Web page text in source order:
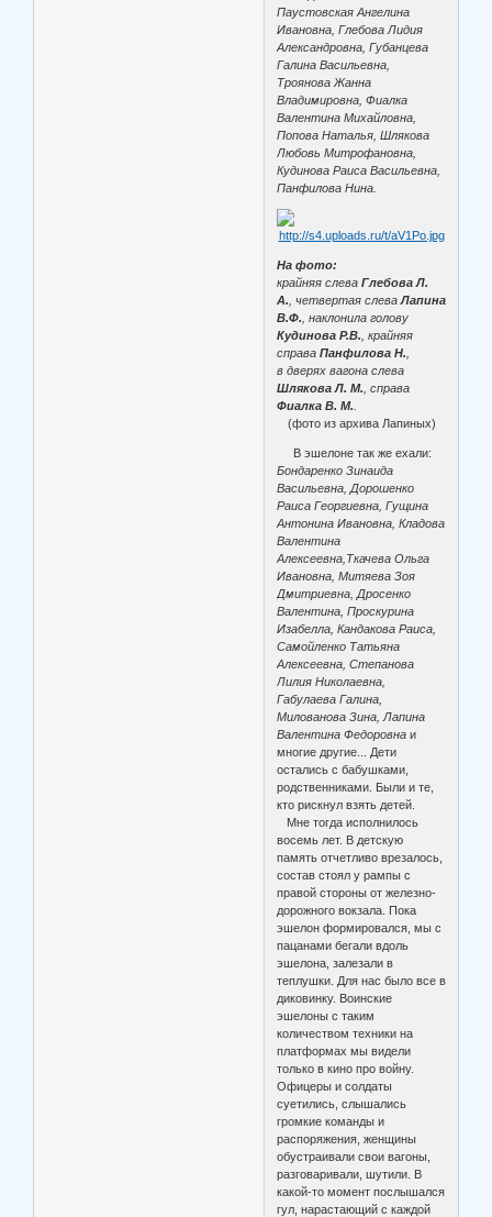
Паустовская Ангелина
Ивановна, Глебова Лидия
Александровна, Губанцева
Галина Васильевна,
Троянова Жанна
Владимировна, Фиалка
Валентина Михайловна,
Попова Наталья, Шлякова
Любовь Митрофановна,
Кудинова Раиса Васильевна,
Панфилова Нина.
На фото:
крайняя слеваГлебова Л.
А. , четвертая слеваЛапина
В.Ф. , наклонила голову
Кудинова Р.В. , крайняя
справаПанфилова Н.
в дверях вагона слева
Шлякова Л. М. , справа
Фиалка В. М.
(фото из архива Лапиных)
В эшелоне так же ехали:
Бондаренко Зинаида
Васильевна, Дорошенко
Раиса Георгиевна, Гущина
Антонина Ивановна, Кладова
Валентина
Алексеевна,Ткачева Ольга
Ивановна, Митяева Зоя
Дмитриевна, Дросенко
Валентина, Проскурина
Изабелла, Кандакова Раиса,
Самойленко Татьяна
Алексеевна, Степанова
Лилия Николаевна,
Габулаева Галина,
Милованова Зина, Лапина
Валентина Федоровна и
многие другие... Дети
остались с бабушками,
родственниками. Были и те,
кто рискнул взять детей.
Мне тогда исполнилось
восемь лет. В детскую
память отчетливо врезалось,
состав стоял у рампы с
правой стороны от железно-
дорожного вокзала. Пока
эшелон формировался, мы с
пацанами бегали вдоль
эшелона, залезали в
теплушки. Для нас было все в
диковинку. Воинские
эшелоны с таким
количеством техники на
платформах мы видели
только в кино про войну.
Офицеры и солдаты
суетились, слышались
громкие команды и
распоряжения, женщины
обустраивали свои вагоны,
разговаривали, шутили. В
какой-то момент послышался
гул, нарастающий с каждой